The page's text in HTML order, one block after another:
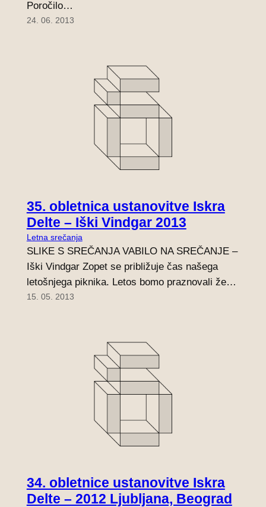
Poročilo…
24. 06. 2013
35. obletnica ustanovitve Iskra
Delte – Iški Vindgar 2013
Letna srečanja
SLIKE S SREČANJA VABILO NA SREČANJE –
Iški Vindgar Zopet se približuje čas našega
letošnjega piknika. Letos bomo praznovali že…
15. 05. 2013
34. obletnice ustanovitve Iskra
Delte – 2012 Ljubljana, Beograd